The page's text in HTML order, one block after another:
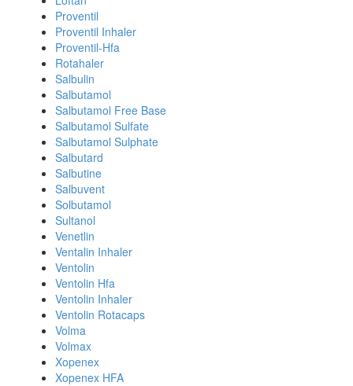
Proventil
Proventil Inhaler
Proventil-Hfa
Rotahaler
Salbulin
Salbutamol
Salbutamol Free Base
Salbutamol Sulfate
Salbutamol Sulphate
Salbutard
Salbutine
Salbuvent
Solbutamol
Sultanol
Venetlin
Ventalin Inhaler
Ventolin
Ventolin Hfa
Ventolin Inhaler
Ventolin Rotacaps
Volma
Volmax
Xopenex
Xopenex HFA